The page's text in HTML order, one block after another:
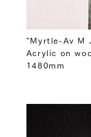
"Myrtle-Av M
Acrylic on
1480mm